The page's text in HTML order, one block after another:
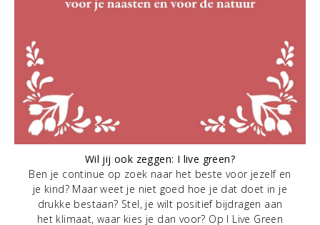
Wil jij ook zeggen: I live green?
Ben je continue op zoek naar het beste voor jezelf en
je kind? Maar weet je niet goed hoe je dat doet in je
drukke bestaan? Stel, je wilt positief bijdragen aan
het klimaat, waar kies je dan voor? Op I Live Green